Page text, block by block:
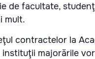
de facultate,
mult.
contractelor la
majorările